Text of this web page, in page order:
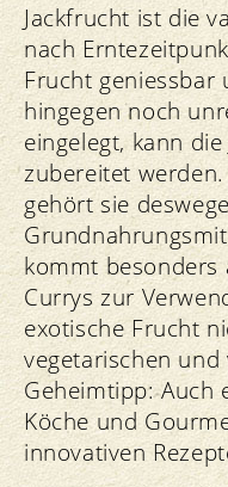
Jackfrucht ist die
nach
Frucht geniessbar
hingegen noch
eingelegt, kann
zubereitet
gehört sie
kommt besonders
Currys zur
exotische Frucht
vegetarischen und
Geheimtipp: Auch
Köche und
innovativen